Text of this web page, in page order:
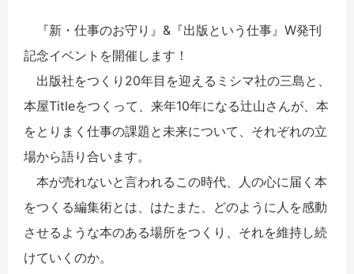
『新・仕事のお守り』&『出版という仕事』W発刊
記念イベントを開催します！
出版社をつくり20年目を迎えるミシマ社の三島と、
本屋Titleをつくって、来年10年になる辻山さんが、本
をとりまく仕事の課題と未来について、それぞれの立
場から語り合います。
本が売れないと言われるこの時代、人の心に届く本
をつくる編集術とは、はたまた、どのように人を感動
させるような本のある場所をつくり、それを維持し続
けていくのか。